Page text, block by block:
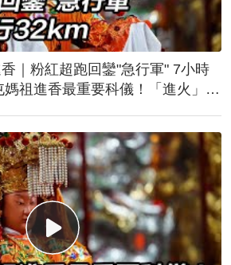
｜粉紅超跑回鑾"急行軍" 7小時
祖進香最重要科儀！「進火」儀